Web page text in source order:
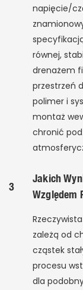
napięcie/
równej,
drenażem
przestrzeń
polimer i
montaż
chronić
3
Jakich
Względem
zależą od
cząstek
procesu
dla